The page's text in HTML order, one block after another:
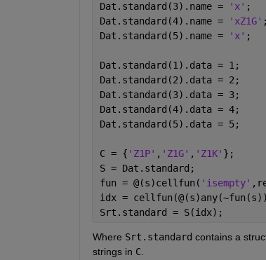
Dat.standard(3).name =
'x' ;
Dat.standard(4).name =
'xZ1G' ;
Dat.standard(5).name =
'x' ;
Dat.standard(1).data = 1;
Dat.standard(2).data = 2;
Dat.standard(3).data = 3;
Dat.standard(4).data = 4;
Dat.standard(5).data = 5;
C = { 'Z1P' , 'Z1G' , 'Z1K' };
S = Dat.standard;
fun = @(s)cellfun( 'isempty'
idx =
Srt.standard = S(idx);
Where Srt.standard contains a
strings in C.